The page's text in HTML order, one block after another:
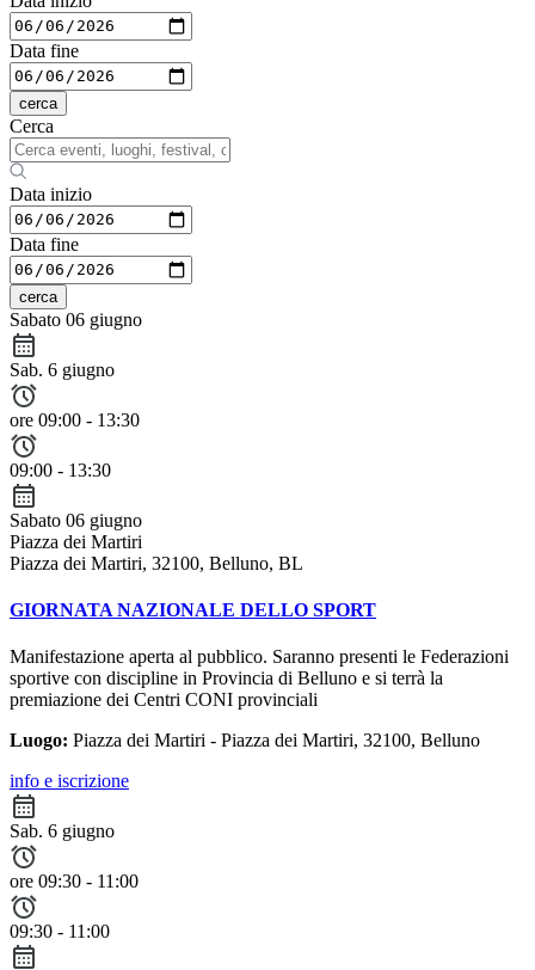
Data fine
cerca
Cerca
Data inizio
Data fine
cerca
Sabato 06 giugno
Sab. 6 giugno
ore 09:00 - 13:30
09:00 - 13:30
Sabato 06 giugno
Piazza dei Martiri
Piazza dei Martiri, 32100, Belluno, BL
GIORNATA NAZIONALE DELLO SPORT
Manifestazione aperta al pubblico. Saranno presenti le Federazioni
sportive con discipline in Provincia di Belluno e si terrà la
premiazione dei Centri CONI provinciali
Luogo: Piazza dei Martiri - Piazza dei Martiri, 32100, Belluno
info e iscrizione
Sab. 6 giugno
ore 09:30 - 11:00
09:30 - 11:00